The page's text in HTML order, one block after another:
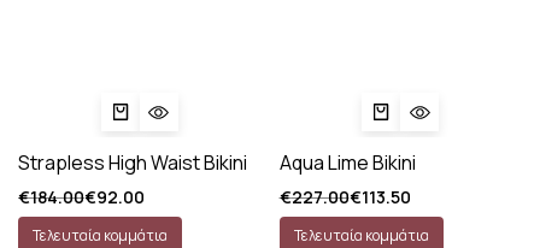
Strapless High Waist Bikini
€184.00€92.00
Τελευταία κομμάτια
Aqua Lime Bikini
€227.00€113.50
Τελευταία κομμάτια